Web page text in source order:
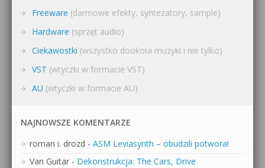
Freeware (darmowe efekty, syntezatory, sample)
Hardware (sprzęt audio)
Ciekawostki (wszystko dookoła muzyki i nie tylko)
VST (wtyczki w formacie VST)
AU (wtyczki w formacie AU)
NAJNOWSZE KOMENTARZE
roman i. drozd - ASM Leviasynth – obudzili potwora!
Van Guitar - Dekonstrukcja: The Cars, Drive